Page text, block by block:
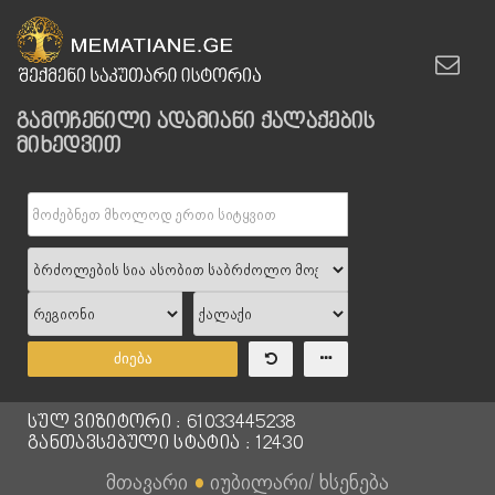
გამოჩენილი ადამიანი ქალაქების
მიხედვით
ძიება
სულ ვიზიტორი : 61033445238
განთავსებული სტატია : 12430
მთავარი ● იუბილარი/ ხსენება